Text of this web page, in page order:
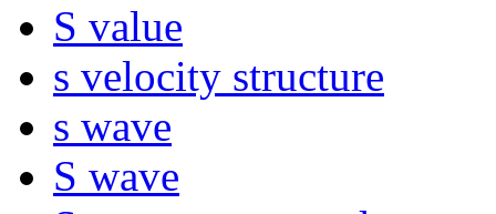
S value
s velocity structure
s wave
S wave